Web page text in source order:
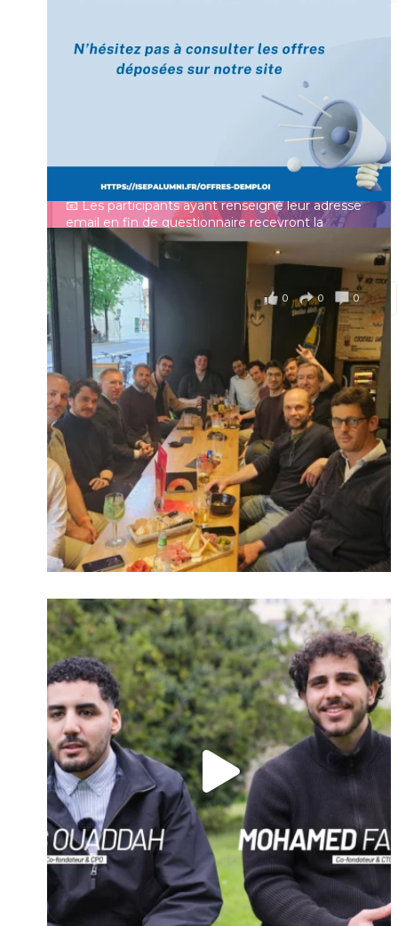
Charger plus Suivre sur Instagram
[Enquête IESF 2026] Top départ 🚀
👩‍🎓 Ingénieurs diplômés, vous avez jusqu’au 31
mai pour participer et faire entendre votre voix !
Depuis plus de 60 ans, cette enquête vise à établir
un panorama complet de la situation socio-
professionnelle des ingénieurs et scientifiques
français.
📧 Les participants ayant renseigné leur adresse
email en fin de questionnaire recevront la
synthèse des résultats...Voir plus
il y a 4 mois
0 0 0
Voir sur Facebook
Prénom
Mot de passe
Se souvenir de moi
Connexion
Identifiant oublié ?
Mot de passe
oublié ?